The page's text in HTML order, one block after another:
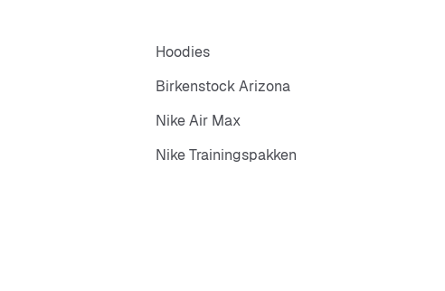
Hoodies
Birkenstock Arizona
Nike Air Max
Nike Trainingspakken